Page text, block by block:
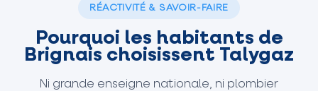
RÉACTIVITÉ & SAVOIR-FAIRE
Pourquoi les habitants de
Brignais choisissent Talygaz
Ni grande enseigne nationale, ni plombier